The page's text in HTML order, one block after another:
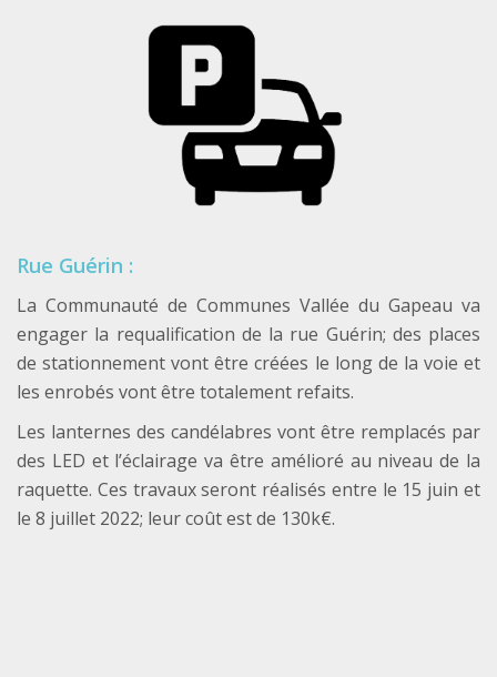
Rue Guérin :
La Communauté de Communes Vallée du Gapeau va
engager la requalification de la rue Guérin; des places
de stationnement vont être créées le long de la voie et
les enrobés vont être totalement refaits.
Les lanternes des candélabres vont être remplacés par
des LED et l’éclairage va être amélioré au niveau de la
raquette. Ces travaux seront réalisés entre le 15 juin et
le 8 juillet 2022; leur coût est de 130k€.